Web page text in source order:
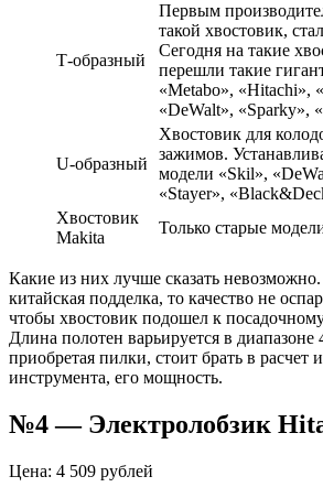
Т-образный
Первым
такой хвостовик,
Сегодня на такие
перешли такие
«Metabo», «Hitachi»,
«DeWalt», «Sparky»,
U-образный
Хвостовик для
зажимов.
модели «Skil»,
«Stayer»,
Хвостовик
Makita
Только старые
Какие из них лучше сказать
китайская подделка, то качество не
чтобы хвостовик подошел к
Длина полотен варьируется в
приобретая пилки, стоит брать в расчет
инструмента, его мощность.
№4 — Электролобзик
Цена: 4 509 рублей